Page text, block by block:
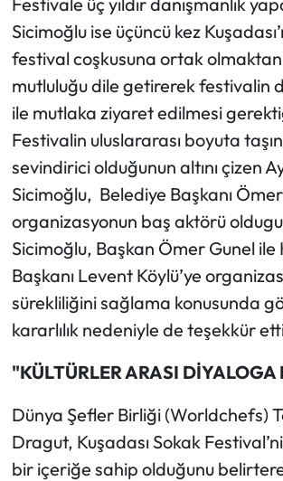
Sicimoğlu ise üçüncü kez
festival coşkusuna ortak
mutluluğu dile getirerek festivalin
ile mutlaka ziyaret edilmesi
Festivalin uluslararası boyuta
sevindirici olduğunun altını çizen
Sicimoğlu, Belediye Başkanı
organizasyonun baş aktörü
Sicimoğlu, Başkan Ömer Gunel ile
Başkanı Levent Köylü’ye
sürekliliğini sağlama konusunda
kararlılık nedeniyle de teşekkür
"KÜLTÜRLER ARASI DİYALOGA
Dünya Şefler Birliği (Worldchefs)
Dragut, Kuşadası Sokak
bir içeriğe sahip olduğunu